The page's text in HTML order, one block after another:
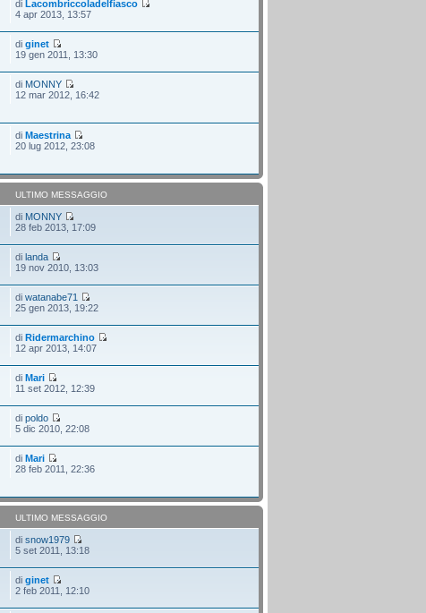
diLacombriccoladelfiasco
4 apr 2013, 13:57
diginet
19 gen 2011, 13:30
di MONNY
12 mar 2012, 16:42
diMaestrina
20 lug 2012, 23:08
ULTIMO MESSAGGIO
di MONNY
28 feb 2013, 17:09
dilanda
19 nov 2010, 13:03
diwatanabe71
25 gen 2013, 19:22
diRidermarchino
12 apr 2013, 14:07
diMari
11 set 2012, 12:39
dipoldo
5 dic 2010, 22:08
diMari
28 feb 2011, 22:36
ULTIMO MESSAGGIO
disnow1979
5 set 2011, 13:18
diginet
2 feb 2011, 12:10